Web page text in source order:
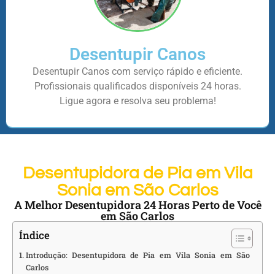
Desentupir Canos
Desentupir Canos com serviço rápido e eficiente.
Profissionais qualificados disponíveis 24 horas.
Ligue agora e resolva seu problema!
Desentupidora de Pia em Vila
Sonia em São Carlos
A Melhor Desentupidora 24 Horas Perto de Você
em São Carlos
Índice
Introdução: Desentupidora de Pia em Vila Sonia em São
Carlos